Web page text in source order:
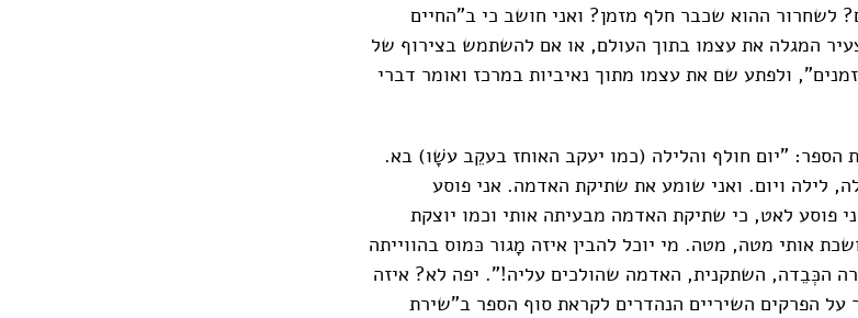
לשחרור ההוא שכבר חלף מזמן? ואני חושב כי ב"החיים
המגלה את עצמו בתוך העולם, או אם להשתמש בצירוף של
ולפתע שם את עצמו מתוך נאיביות במרכז ואומר דברי
הספר: "יום חולף והלילה (כמו יעקב האוחז בעקֵב עשָׁו) בא.
לילה ויום. ואני שומע את שתיקת האדמה. אני פוסע
פוסע לאט, כי שתיקת האדמה מבעיתה אותי וכמו יוצקת
אותי מטה, מטה. מי יוכל להבין איזה מָגור כּמוס בהווייתה
הכְּבֵדה, השתקנית, האדמה שהולכים עליה!". יפה לא? איזה
על הפרקים השיריים הנהדרים לקראת סוף הספר ב"שירת